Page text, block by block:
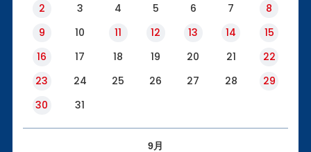
2
3 4 5 6 7
8
9
10 11 12 13 14
15
16
17 18 19 20 21
22
23
24 25 26 27 28
29
30
31
9月